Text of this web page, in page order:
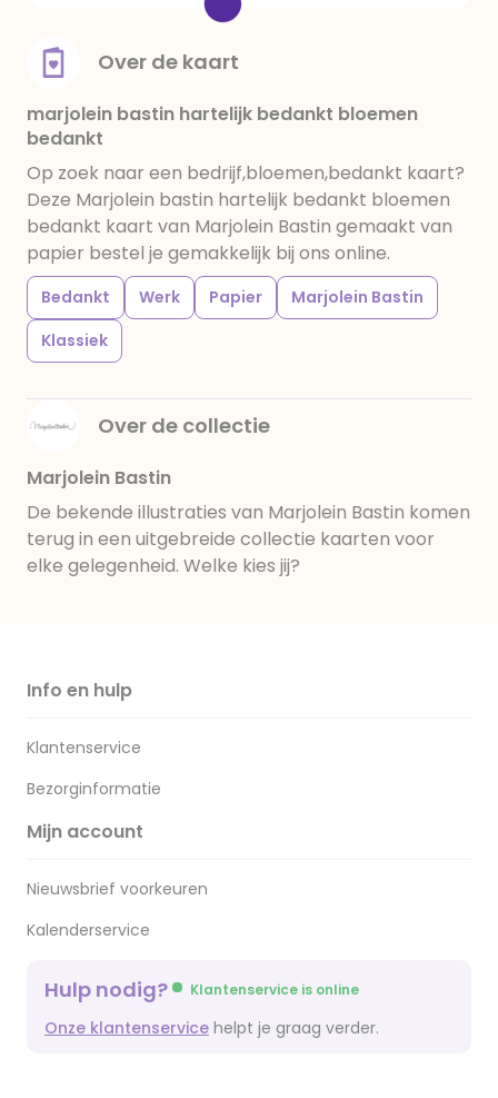
Over de kaart
marjolein bastin hartelijk bedankt bloemen
bedankt
Op zoek naar een bedrijf,bloemen,bedankt kaart?
Deze Marjolein bastin hartelijk bedankt bloemen
bedankt kaart van Marjolein Bastin gemaakt van
papier bestel je gemakkelijk bij ons online.
Bedankt Werk Papier
Marjolein Bastin
Klassiek
Over de collectie
Marjolein Bastin
De bekende illustraties van Marjolein Bastin komen
terug in een uitgebreide collectie kaarten voor
elke gelegenheid. Welke kies jij?
Info en hulp
Klantenservice
Bezorginformatie
Mijn account
Nieuwsbrief voorkeuren
Kalenderservice
Hulp nodig? Klantenservice is online
Onze klantenservice helpt je graag verder.